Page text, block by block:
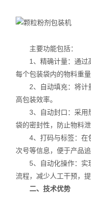
主要功能包括：
1、精确计量：通过
每个包装袋内的物料重
2、自动填充：将计
高包装效率。
3、自动封口：采用
袋的密封性，防止物料泄
4、打码与标签：在
次号等信息，便于产品追
5、自动化操作：实
流程，减少人工干预，
二、技术优势